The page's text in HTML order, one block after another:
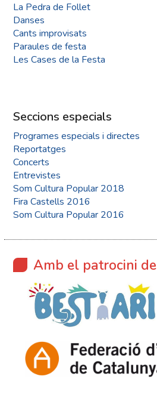
La Pedra de Follet
Danses
Cants improvisats
Paraules de festa
Les Cases de la Festa
Seccions especials
Programes especials i directes
Reportatges
Concerts
Entrevistes
Som Cultura Popular 2018
Fira Castells 2016
Som Cultura Popular 2016
Amb el patrocini de